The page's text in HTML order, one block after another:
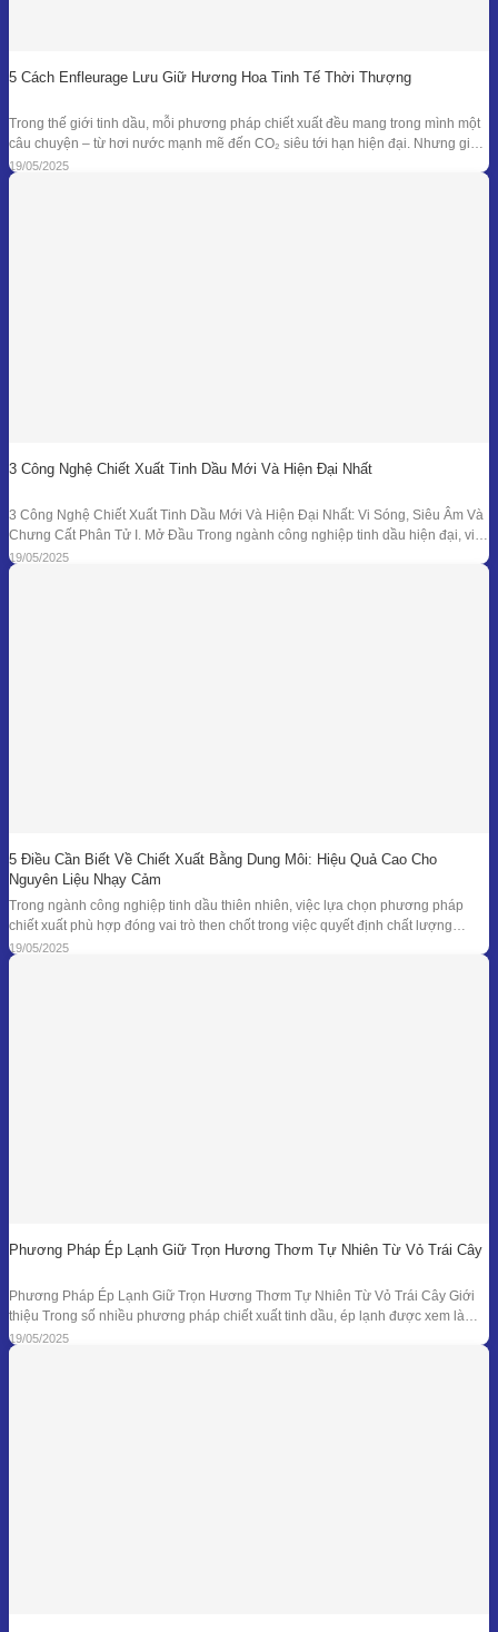
5 Cách Enfleurage Lưu Giữ Hương Hoa Tinh Tế Thời Thượng
Trong thế giới tinh dầu, mỗi phương pháp chiết xuất đều mang trong mình một
câu chuyện – từ hơi nước mạnh mẽ đến CO₂ siêu tới hạn hiện đại. Nhưng giữa
dòng chảy công nghệ ấy, enfleurage – một kỹ thuật cổ xưa và tinh tế – vẫn tồn
tại như một biểu tượng
19/05/2025
3 Công Nghệ Chiết Xuất Tinh Dầu Mới Và Hiện Đại Nhất
3 Công Nghệ Chiết Xuất Tinh Dầu Mới Và Hiện Đại Nhất: Vi Sóng, Siêu Âm Và
Chưng Cất Phân Tử I. Mở Đầu Trong ngành công nghiệp tinh dầu hiện đại, việc
tối ưu hóa hiệu suất chiết xuất, giữ nguyên hương thơm và hoạt chất trị liệu là
mục tiêu hàng đầu. Bên
19/05/2025
5 Điều Cần Biết Về Chiết Xuất Bằng Dung Môi: Hiệu Quả Cao Cho
Nguyên Liệu Nhạy Cảm
Trong ngành công nghiệp tinh dầu thiên nhiên, việc lựa chọn phương pháp
chiết xuất phù hợp đóng vai trò then chốt trong việc quyết định chất lượng
thành phẩm – đặc biệt là đối với những loại nguyên liệu cao cấp và nhạy cảm.
Khi các phương pháp truyền thống như chưng cất lôi
19/05/2025
Phương Pháp Ép Lạnh Giữ Trọn Hương Thơm Tự Nhiên Từ Vỏ Trái Cây
Phương Pháp Ép Lạnh Giữ Trọn Hương Thơm Tự Nhiên Từ Vỏ Trái Cây Giới
thiệu Trong số nhiều phương pháp chiết xuất tinh dầu, ép lạnh được xem là
một trong những kỹ thuật đối với nguyên liệu đặc thù – đặc biệt là vỏ các loại
quả có mùi hương tươi mát như
19/05/2025